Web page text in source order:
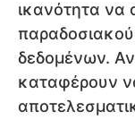
ικανότητα να
δεδομένων.
καταφέρουν